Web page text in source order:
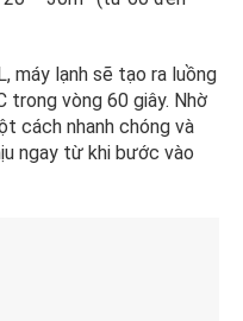
máy lạnh sẽ tạo ra luồng
trong vòng 60 giây. Nhờ
cách nhanh chóng và
ngay từ khi bước vào